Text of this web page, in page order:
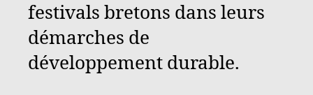
festivals bretons dans leurs
démarches de
développement durable.